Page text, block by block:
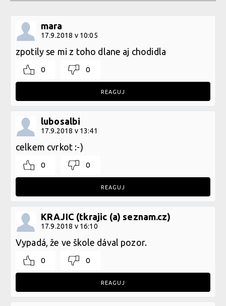
mara
17.9.2018 v 10:05
zpotily se mi z toho dlane aj chodidla
0 0
REAGUJ
lubosalbi
17.9.2018 v 13:41
celkem cvrkot :-)
0 0
REAGUJ
KRAJIC (tkrajic (a) seznam.cz)
17.9.2018 v 16:10
Vypadá, že ve škole dával pozor.
0 0
REAGUJ